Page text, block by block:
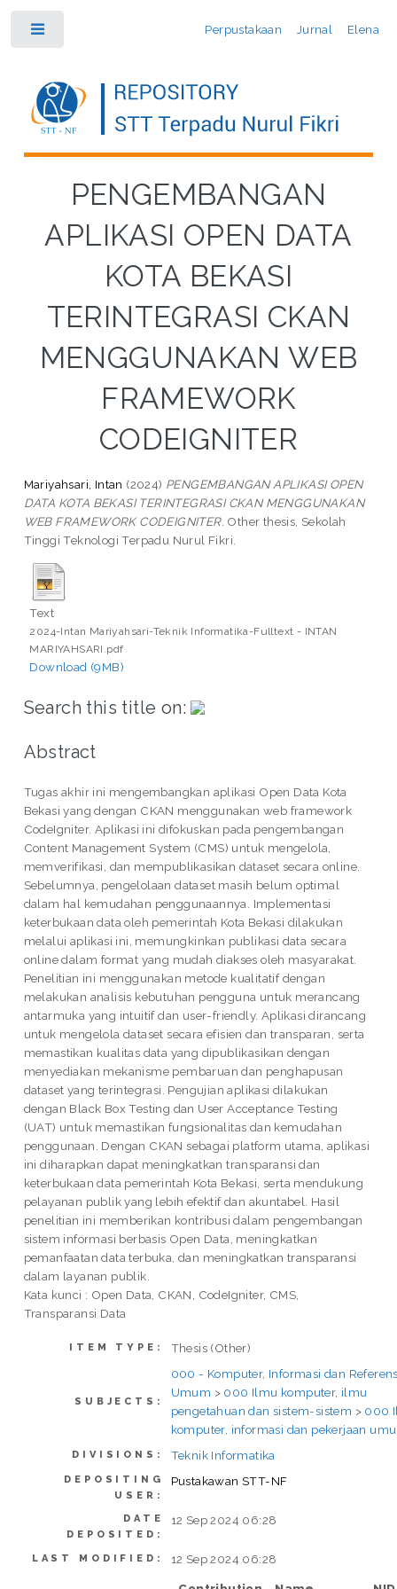
Perpustakaan Jurnal Elena
PENGEMBANGAN
APLIKASI OPEN DATA
KOTA BEKASI
TERINTEGRASI CKAN
MENGGUNAKAN WEB
FRAMEWORK
CODEIGNITER
Mariyahsari, Intan (2024) PENGEMBANGAN APLIKASI OPEN
DATA KOTA BEKASI TERINTEGRASI CKAN MENGGUNAKAN
WEB FRAMEWORK CODEIGNITER. Other thesis, Sekolah
Tinggi Teknologi Terpadu Nurul Fikri.
Text
2024-Intan Mariyahsari-Teknik Informatika-Fulltext - INTAN
MARIYAHSARI.pdf
Download (9MB)
Search this title on:
Abstract
Tugas akhir ini mengembangkan aplikasi Open Data Kota
Bekasi yang dengan CKAN menggunakan web framework
CodeIgniter. Aplikasi ini difokuskan pada pengembangan
Content Management System (CMS) untuk mengelola,
memverifikasi, dan mempublikasikan dataset secara online.
Sebelumnya, pengelolaan dataset masih belum optimal
dalam hal kemudahan penggunaannya. Implementasi
keterbukaan data oleh pemerintah Kota Bekasi dilakukan
melalui aplikasi ini, memungkinkan publikasi data secara
online dalam format yang mudah diakses oleh masyarakat.
Penelitian ini menggunakan metode kualitatif dengan
melakukan analisis kebutuhan pengguna untuk merancang
antarmuka yang intuitif dan user-friendly. Aplikasi dirancang
untuk mengelola dataset secara efisien dan transparan, serta
memastikan kualitas data yang dipublikasikan dengan
menyediakan mekanisme pembaruan dan penghapusan
dataset yang terintegrasi. Pengujian aplikasi dilakukan
dengan Black Box Testing dan User Acceptance Testing
(UAT) untuk memastikan fungsionalitas dan kemudahan
penggunaan. Dengan CKAN sebagai platform utama, aplikasi
ini diharapkan dapat meningkatkan transparansi dan
keterbukaan data pemerintah Kota Bekasi, serta mendukung
pelayanan publik yang lebih efektif dan akuntabel. Hasil
penelitian ini memberikan kontribusi dalam pengembangan
sistem informasi berbasis Open Data, meningkatkan
pemanfaatan data terbuka, dan meningkatkan transparansi
dalam layanan publik.
Kata kunci : Open Data, CKAN, CodeIgniter, CMS,
Transparansi Data
ITEM TYPE: Thesis (Other)
SUBJECTS:
000 - Komputer, Informasi dan
Umum > 000 Ilmu komputer, ilmu
pengetahuan dan sistem-sistem > 000
komputer, informasi dan pekerjaan
DIVISIONS: Teknik Informatika
DEPOSITING
USER:
Pustakawan STT-NF
DATE
DEPOSITED:
12 Sep 2024 06:28
LAST MODIFIED: 12 Sep 2024 06:28